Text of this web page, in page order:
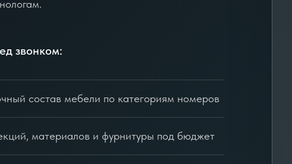
звонком:
состав мебели по категориям номеров
материалов и фурнитуры под бюджет